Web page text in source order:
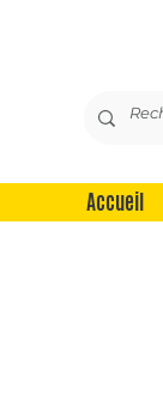
Accueil